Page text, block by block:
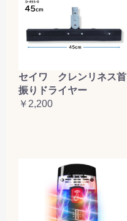
セイワ クレンリネス首
振りドライヤー
￥2,200